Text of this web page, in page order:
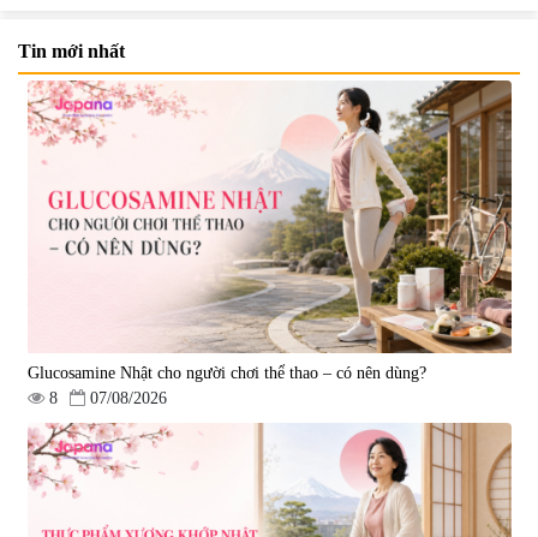
Viên uống bổ não Ribeto Shoji
|57.920
1.450.000 đ
Viên nang uống cải thiện thị lực,
trí nhớ DHA + EPA + Flaxseed
Oil 30 viên/gói - Date 02/2027
|52.346
225.000 đ
Tẩy tế bào chết Nichiei Bussan
Nano NMN+ Peeling Gel
|0
Viên uống hỗ trợ bền thành
mạch, ngừa tai biến Elastin Plus
& Nattokinase Hokoen 80 viên
0
Tin mới nhất
Glucosamine Nhật cho người chơi thể thao – có nên dùng?
8
07/08/2026